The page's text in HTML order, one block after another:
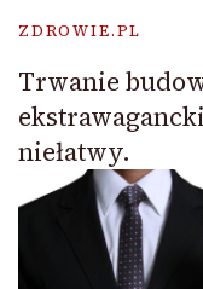
ZDROWIE.PL
Trwanie
niełatwy.